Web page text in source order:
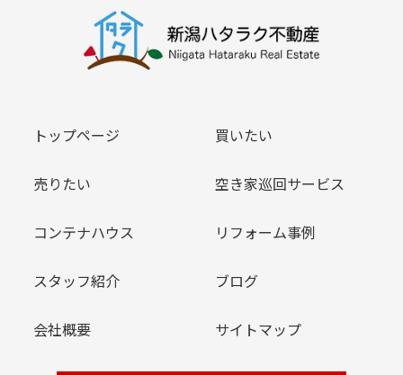
トップページ 買いたい
売りたい 空き家巡回サービス
コンテナハウス リフォーム事例
スタッフ紹介 ブログ
会社概要 サイトマップ